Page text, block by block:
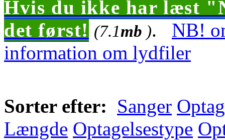
Hvis du ikke har læst
det først! (7.1mb ). NB!
information om lydfiler
Sorter efter: Sanger
Længde Optagelsestype